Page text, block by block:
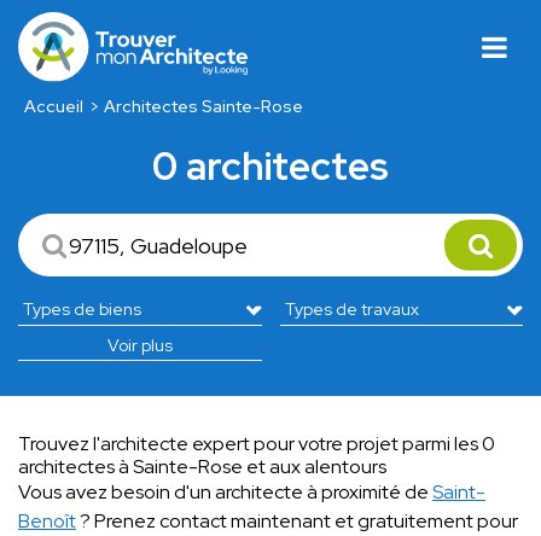
Accueil Architectes Sainte-Rose
0 architectes
Voir plus
Trouvez l'architecte expert pour votre projet parmi les 0
architectes à Sainte-Rose et aux alentours
Vous avez besoin d'un architecte à proximité deSaint-
Benoît? Prenez contact maintenant et gratuitement pour